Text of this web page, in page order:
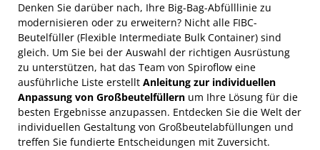
Denken Sie darüber nach, Ihre Big-Bag-Abfülllinie zu
modernisieren oder zu erweitern? Nicht alle FIBC-
Beutelfüller (Flexible Intermediate Bulk Container) sind
gleich. Um Sie bei der Auswahl der richtigen Ausrüstung
zu unterstützen, hat das Team von Spiroflow eine
ausführliche Liste erstellt Anleitung zur individuellen
Anpassung von Großbeutelfüllern um Ihre Lösung für die
besten Ergebnisse anzupassen. Entdecken Sie die Welt der
individuellen Gestaltung von Großbeutelabfüllungen und
treffen Sie fundierte Entscheidungen mit Zuversicht.